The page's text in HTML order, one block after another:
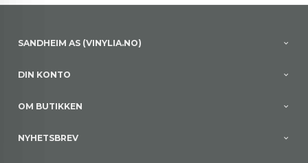
SANDHEIM AS (VINYLIA.NO)
DIN KONTO
OM BUTIKKEN
NYHETSBREV